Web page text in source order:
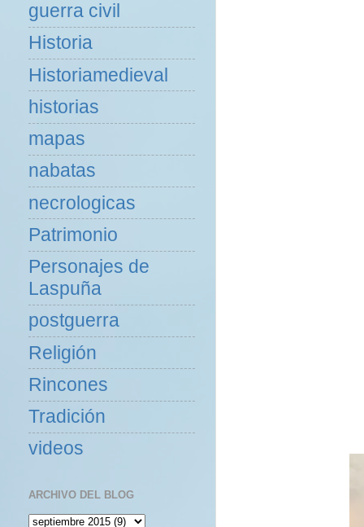
guerra civil
Historia
Historiamedieval
historias
mapas
nabatas
necrologicas
Patrimonio
Personajes de
Laspuña
postguerra
Religión
Rincones
Tradición
videos
ARCHIVO DEL BLOG